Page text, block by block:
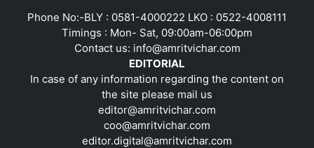
Phone No:-BLY : 0581-4000222 LKO : 0522-4008111
Timings : Mon- Sat, 09:00am-06:00pm
Contact us: info@amritvichar.com
EDITORIAL
In case of any information regarding the content on
the site please mail us
editor@amritvichar.com
coo@amritvichar.com
editor.digital@amritvichar.com